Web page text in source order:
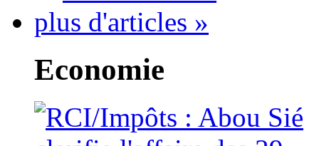
plus d'articles »
Economie